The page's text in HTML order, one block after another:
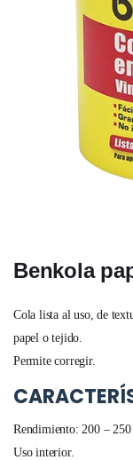
Benkola
Cola lista al uso, de
papel o tejido.
Permite corregir.
Rendimiento: 200 – 250
Uso interior.